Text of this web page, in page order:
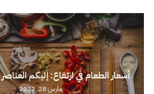
أسعار الطعام في ارتفاع: إليكم
مارس 28, 2022